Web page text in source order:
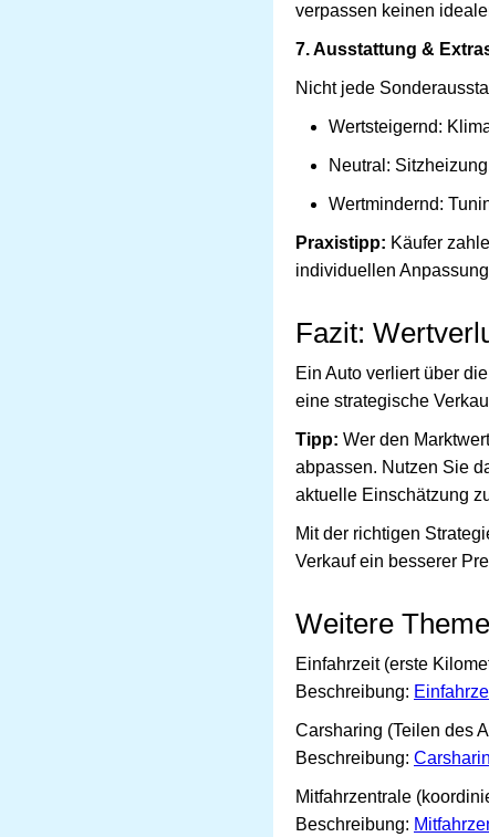
verpassen keinen
7. Ausstattung &
Nicht jede
Wertsteigernd:
Neutral:
Wertmindernd:
Praxistipp: Käufer
individuellen
Fazit:
Ein Auto verliert über
eine strategische
Tipp: Wer den
abpassen. Nutzen Sie
aktuelle Einschätzung
Mit der richtigen
Verkauf ein besserer
Weitere
Einfahrzeit (erste
Beschreibung:
Carsharing (Teilen des
Beschreibung:
Mitfahrzentrale
Beschreibung: